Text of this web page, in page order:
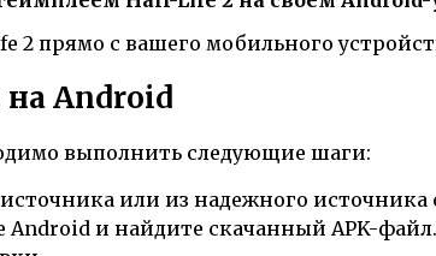
2 прямо с вашего мобильного
Android
выполнить следующие шаги:
или из надежного источника
и найдите скачанный APK-файл.